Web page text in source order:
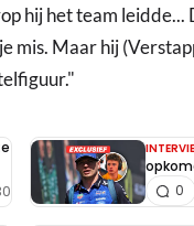
hij het team leidde...
mis. Maar hij
0